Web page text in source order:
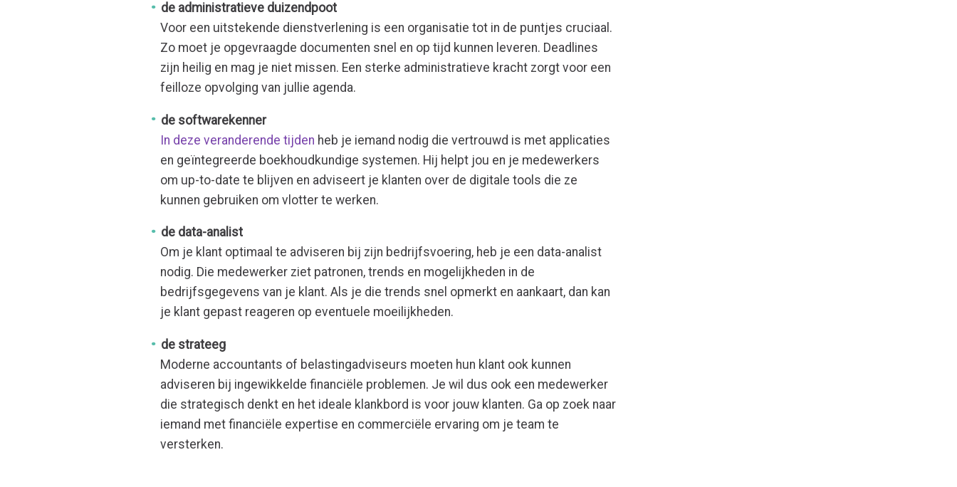
de administratieve duizendpoot
Voor een uitstekende dienstverlening is een organisatie tot in de puntjes cruciaal.
Zo moet je opgevraagde documenten snel en op tijd kunnen leveren. Deadlines
zijn heilig en mag je niet missen. Een sterke administratieve kracht zorgt voor een
feilloze opvolging van jullie agenda.
de softwarekenner
In deze veranderende tijden heb je iemand nodig die vertrouwd is met applicaties
en geïntegreerde boekhoudkundige systemen. Hij helpt jou en je medewerkers
om up-to-date te blijven en adviseert je klanten over de digitale tools die ze
kunnen gebruiken om vlotter te werken.
de data-analist
Om je klant optimaal te adviseren bij zijn bedrijfsvoering, heb je een data-analist
nodig. Die medewerker ziet patronen, trends en mogelijkheden in de
bedrijfsgegevens van je klant. Als je die trends snel opmerkt en aankaart, dan kan
je klant gepast reageren op eventuele moeilijkheden.
de strateeg
Moderne accountants of belastingadviseurs moeten hun klant ook kunnen
adviseren bij ingewikkelde financiële problemen. Je wil dus ook een medewerker
die strategisch denkt en het ideale klankbord is voor jouw klanten. Ga op zoek naar
iemand met financiële expertise en commerciële ervaring om je team te
versterken.